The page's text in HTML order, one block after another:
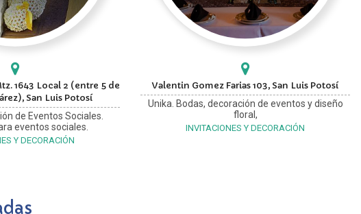
1643 Local 2 (entre 5 de
San Luis Potosí
de Eventos Sociales.
eventos sociales.
Y DECORACIÓN
Valentin Gomez Farias 103, San Luis Potosí
Unika. Bodas, decoración de eventos y diseño
floral,
INVITACIONES Y DECORACIÓN